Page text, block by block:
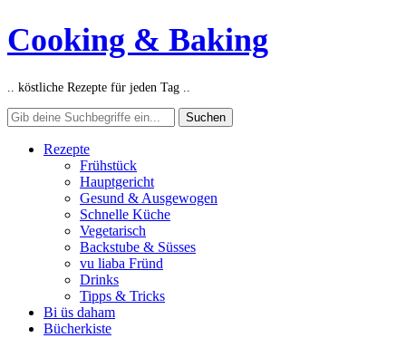
Cooking & Baking
.. köstliche Rezepte für jeden Tag ..
Rezepte
Frühstück
Hauptgericht
Gesund & Ausgewogen
Schnelle Küche
Vegetarisch
Backstube & Süsses
vu liaba Fründ
Drinks
Tipps & Tricks
Bi üs daham
Bücherkiste